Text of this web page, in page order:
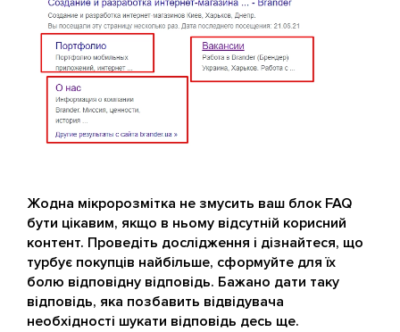
Жодна мікророзмітка не змусить ваш блок FAQ
бути цікавим, якщо в ньому відсутній корисний
контент. Проведіть дослідження і дізнайтеся, що
турбує покупців найбільше, сформуйте для їх
болю відповідну відповідь. Бажано дати таку
відповідь, яка позбавить відвідувача
необхідності шукати відповідь десь ще.